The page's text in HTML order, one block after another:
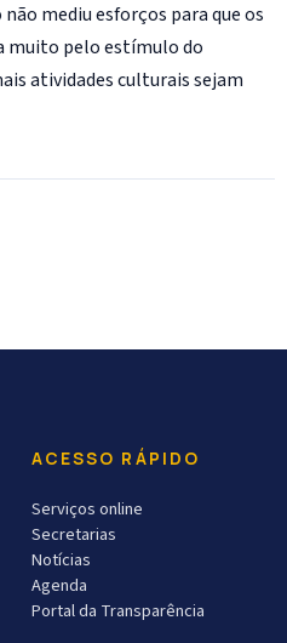
mediu esforços para que os
muito pelo estímulo do
atividades culturais sejam
ACESSO RÁPIDO
Serviços online
Secretarias
Notícias
Agenda
Portal da Transparência